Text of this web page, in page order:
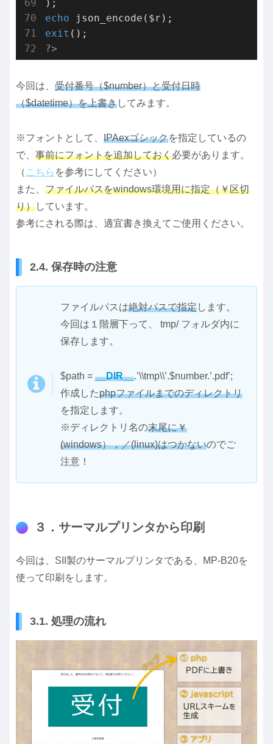
echo
exit
?>
今回は、 受付番号（$number）と受付日時
（$datetime）を上書きしてみます。
※フォントとして、 IPAexゴシックを指定しているの
で、 事前にフォントを追加しておく必要があります。
（ こちら を参考にしてください）
また、 ファイルパスをwindows環境用に指定（￥区切
り）しています。
参考にされる際は、適宜書き換えてご使用ください。
2.4. 保存時の注意
ファイルパスは絶対パスで指定します。
今回は１階層下って、 tmp/ フォルダ内に
保存します。
$path = __DIR__.’\\tmp\\’.$number.’.pdf’;
作成したphpファイルまでのディレクトリ
を指定します。
※ディレクトリ名の末尾に￥
(windows），／(linux)はつかないのでご
注意！
３．サーマルプリンタから印刷
今回は、SII製のサーマルプリンタである、MP-B20を
使って印刷をします。
3.1. 処理の流れ